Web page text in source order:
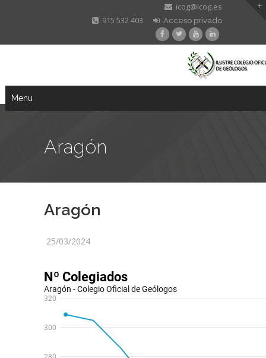
icog@icog.es
915 532 403
Acceso privado
Menu
Aragón
Aragón
25/03/2024